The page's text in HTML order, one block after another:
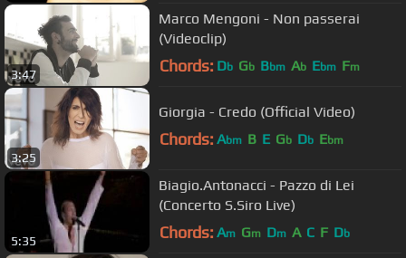
3:47
Marco Mengoni - Non passerai
(Videoclip)
Chords: Db Gb Bbm Ab Ebm Fm
3:25
Giorgia - Credo (Official Video)
Chords: Abm B E Gb Db Ebm
5:35
Biagio.Antonacci - Pazzo di Lei
(Concerto S.Siro Live)
Chords: Am Gm Dm A C F Db